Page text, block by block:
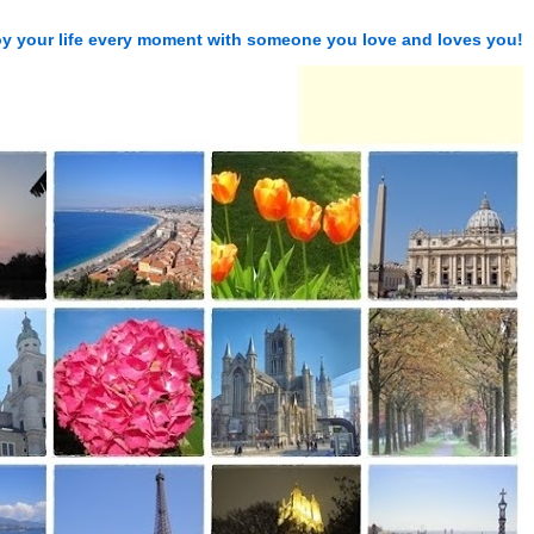
your life every moment with someone you love and loves you!